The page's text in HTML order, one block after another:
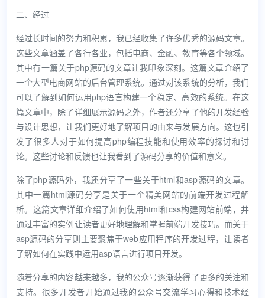
二、经过
经过长时间的努力和积累，我已经收集了许多优秀的源码文章。
这些文章涵盖了各行各业，包括电商、金融、教育等各个领域。
其中有一篇关于php源码的文章让我印象深刻。这篇文章介绍了
一个大型电商网站的后台管理系统。通过对该系统的分析，我们
可以了解到如何运用php语言构建一个稳定、高效的系统。在这
篇文章中，除了详细展示源码之外，作者还分享了他的开发经验
与设计思想，让我们更好地了解项目的由来与发展方向。这也引
发了很多人对于如何提高php编程技能和使用效率的探讨和讨
论。这些讨论和反馈也让我看到了源码分享的价值和意义。
除了php源码外，我还分享了一些关于html和asp源码的文章。
其中一篇html源码分享是关于一个精美网站的前端开发过程解
析。这篇文章详细介绍了如何使用html和css构建网站前端，并
通过丰富的实例让读者更好地理解和掌握前端开发技巧。而关于
asp源码的分享则主要聚焦于web应用程序的开发过程，让读者
了解如何在实践中运用asp语言进行项目开发。
随着分享的内容越来越多，我的公众号逐渐获得了更多的关注和
支持。很多开发者开始通过我的公众号交流学习心得和技术经